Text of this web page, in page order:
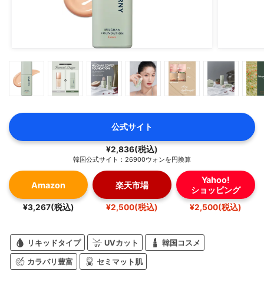
公式サイト
¥2,836(税込)
韓国公式サイト：26900ウォンを円換算
Amazon
¥3,267(税込)
楽天市場
¥2,500(税込)
Yahoo!
ショッピング
¥2,500(税込)
リキッドタイプ UVカット 韓国コスメ
カラバリ豊富 セミマット肌